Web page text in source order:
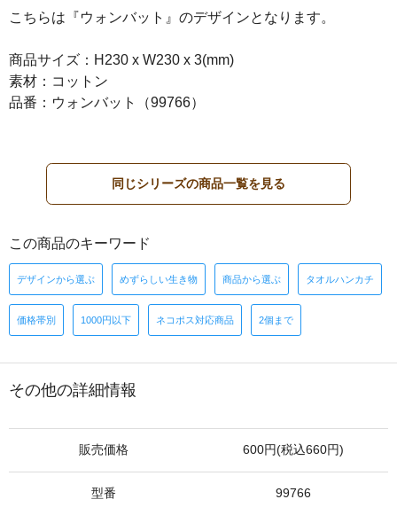
こちらは『ウォンバット』のデザインとなります。
商品サイズ：H230 x W230 x 3(mm)
素材：コットン
品番：ウォンバット（99766）
同じシリーズの商品一覧を見る
この商品のキーワード
デザインから選ぶ めずらしい生き物 商品から選ぶ タオルハンカチ
価格帯別 1000円以下 ネコポス対応商品 2個まで
その他の詳細情報
販売価格 600円(税込660円)
型番 99766